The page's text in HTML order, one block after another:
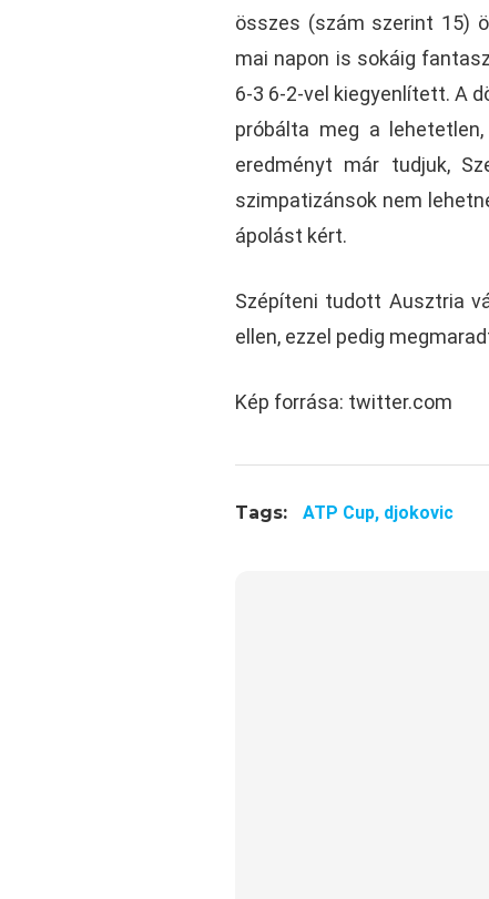
összes (szám szerint 15)
mai napon is sokáig
6-3 6-2-vel kiegyenlített. A
próbálta meg a
eredményt már tudjuk,
szimpatizánsok nem
ápolást kért.
Szépíteni tudott Ausztria
ellen, ezzel pedig
Kép forrása: twitter.com
Tags: ATP Cup, djokovic